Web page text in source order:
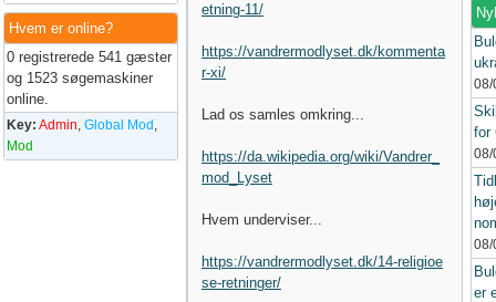
Hvem er online?
0 registrerede 541 gæster
og 1523 søgemaskiner
online.
Key: Admin, Global Mod ,
Mod
etning-11/
https://vandrermodlyset.dk/kommenta
r-xi/
Lad os samles omkring...
https://da.wikipedia.org/wiki/Vandrer_
mod_Lyset
Hvem underviser...
https://vandrermodlyset.dk/14-religioe
se-retninger/
08/
for
08/
08/
er